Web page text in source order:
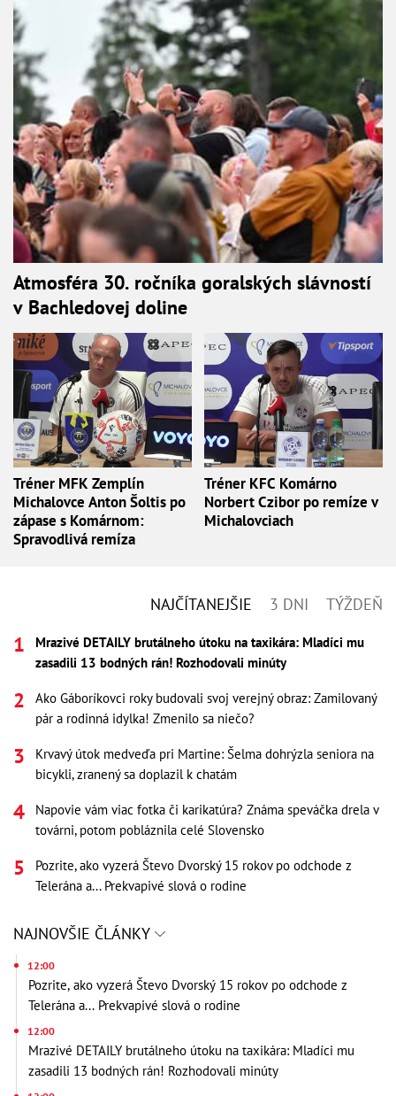
Atmosféra 30. ročníka goralských slávností
v Bachledovej doline
Tréner MFK Zemplín
Michalovce Anton Šoltis po
zápase s Komárnom:
Spravodlivá remíza
Tréner KFC Komárno
Norbert Czibor po remíze v
Michalovciach
NAJČÍTANEJŠIE 3 DNI TÝŽDEŇ
Mrazivé DETAILY brutálneho útoku na taxikára: Mladíci mu
zasadili 13 bodných rán! Rozhodovali minúty
Ako Gáboríkovci roky budovali svoj verejný obraz: Zamilovaný
pár a rodinná idylka! Zmenilo sa niečo?
Krvavý útok medveďa pri Martine: Šelma dohrýzla seniora na
bicykli, zranený sa doplazil k chatám
Napovie vám viac fotka či karikatúra? Známa speváčka drela v
továrni, potom pobláznila celé Slovensko
Pozrite, ako vyzerá Števo Dvorský 15 rokov po odchode z
Telerána a... Prekvapivé slová o rodine
NAJNOVŠIE ČLÁNKY
12:00
Pozrite, ako vyzerá Števo Dvorský 15 rokov po odchode z
Telerána a... Prekvapivé slová o rodine
12:00
Mrazivé DETAILY brutálneho útoku na taxikára: Mladíci mu
zasadili 13 bodných rán! Rozhodovali minúty